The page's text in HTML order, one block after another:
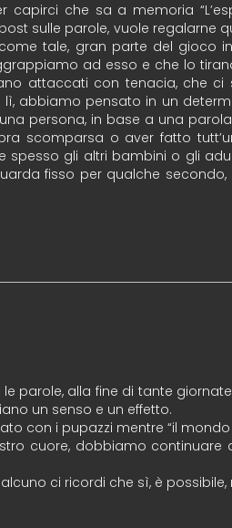
capirci che sa a memoria
sulle parole, vuole regalarne
tale, gran parte del gioco
ad esso e che lo
attaccati con tenacia, che
abbiamo pensato in un
persona, in base a una
scomparsa o aver fatto
spesso gli altri bambini o gli
fisso per qualche
parole, alla fine di tante
un senso e un effetto.
con i pupazzi mentre “il
cuore, dobbiamo
ci ricordi che sì, è